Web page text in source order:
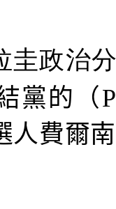
圭政治
黨的（
人費爾